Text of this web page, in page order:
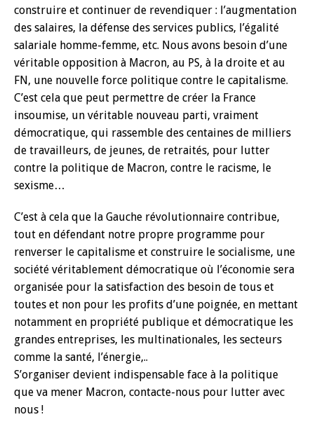
construire et continuer de revendiquer : l’augmentation
des salaires, la défense des services publics, l’égalité
salariale homme-femme, etc. Nous avons besoin d’une
véritable opposition à Macron, au PS, à la droite et au
FN, une nouvelle force politique contre le capitalisme.
C’est cela que peut permettre de créer la France
insoumise, un véritable nouveau parti, vraiment
démocratique, qui rassemble des centaines de milliers
de travailleurs, de jeunes, de retraités, pour lutter
contre la politique de Macron, contre le racisme, le
sexisme…
C’est à cela que la Gauche révolutionnaire contribue,
tout en défendant notre propre programme pour
renverser le capitalisme et construire le socialisme, une
société véritablement démocratique où l’économie sera
organisée pour la satisfaction des besoin de tous et
toutes et non pour les profits d’une poignée, en mettant
notamment en propriété publique et démocratique les
grandes entreprises, les multinationales, les secteurs
comme la santé, l’énergie,..
S’organiser devient indispensable face à la politique
que va mener Macron, contacte-nous pour lutter avec
nous !